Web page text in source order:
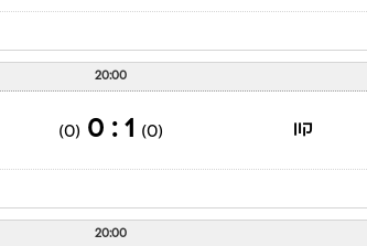
20:00
קון (0)
1 : 0
(0)
20:00